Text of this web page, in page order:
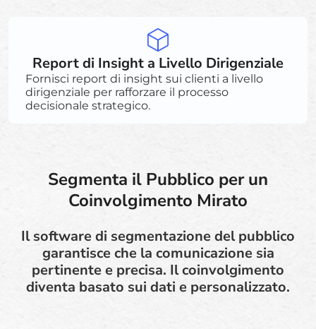
Report di Insight a Livello Dirigenziale
Fornisci report di insight sui clienti a livello
dirigenziale per rafforzare il processo
decisionale strategico.
Segmenta il Pubblico per un
Coinvolgimento Mirato
Il software di segmentazione del pubblico
garantisce che la comunicazione sia
pertinente e precisa. Il coinvolgimento
diventa basato sui dati e personalizzato.